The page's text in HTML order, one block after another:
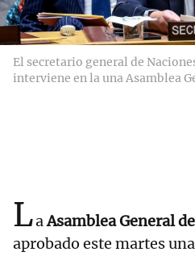
El secretario general de
interviene en la una Asamblea
LaAsamblea General
aprobado este martes una